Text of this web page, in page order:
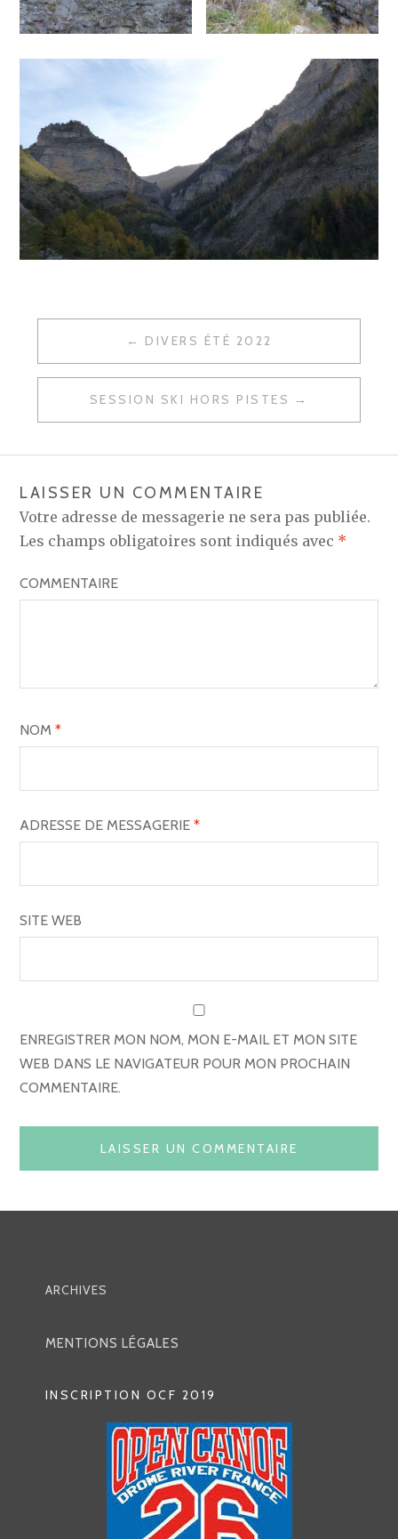
I
G
A
T
I
O
L
A
R
I
C
E
DIVERS ÉTÉ 2022
SESSION SKI HORS PISTES
LAISSER UN COMMENTAIRE
Votre adresse de messagerie ne sera pas publiée.
Les champs obligatoires sont indiqués avec *
COMMENTAIRE
NOM*
ADRESSE DE MESSAGERIE*
SITE WEB
ENREGISTRER MON NOM, MON E-MAIL ET MON SITE
WEB DANS LE NAVIGATEUR POUR MON PROCHAIN
COMMENTAIRE.
ARCHIVES
MENTIONS LÉGALES
INSCRIPTION OCF 2019